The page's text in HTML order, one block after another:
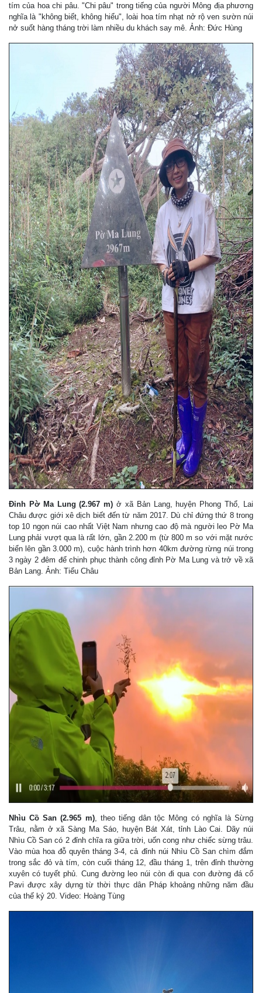
tím của hoa chi pâu. "Chi pâu" trong tiếng của người Mông địa phương
nghĩa là "không biết, không hiểu", loài hoa tím nhạt nở rộ ven sườn núi
nở suốt hàng tháng trời làm nhiều du khách say mê. Ảnh: Đức Hùng
Đỉnh Pờ Ma Lung (2.967 m) ở xã Bản Lang, huyện Phong Thổ, Lai
Châu được giới xê dịch biết đến từ năm 2017. Dù chỉ đứng thứ 8 trong
top 10 ngọn núi cao nhất Việt Nam nhưng cao độ mà người leo Pờ Ma
Lung phải vượt qua là rất lớn, gần 2.200 m (từ 800 m so với mặt nước
biển lên gần 3.000 m), cuộc hành trình hơn 40km đường rừng núi trong
3 ngày 2 đêm để chinh phục thành công đỉnh Pờ Ma Lung và trở về xã
Bản Lang. Ảnh: Tiểu Châu
Nhìu Cồ San (2.965 m), theo tiếng dân tộc Mông có nghĩa là Sừng
Trâu, nằm ở xã Sàng Ma Sáo, huyện Bát Xát, tỉnh Lào Cai. Dãy núi
Nhìu Cồ San có 2 đỉnh chĩa ra giữa trời, uốn cong như chiếc sừng trâu.
Vào mùa hoa đỗ quyên tháng 3-4, cả đỉnh núi Nhìu Cồ San chìm đắm
trong sắc đỏ và tím, còn cuối tháng 12, đầu tháng 1, trên đỉnh thường
xuyên có tuyết phủ. Cung đường leo núi còn đi qua con đường đá cổ
Pavi được xây dựng từ thời thực dân Pháp khoảng những năm đầu
của thế kỷ 20. Video: Hoàng Tùng